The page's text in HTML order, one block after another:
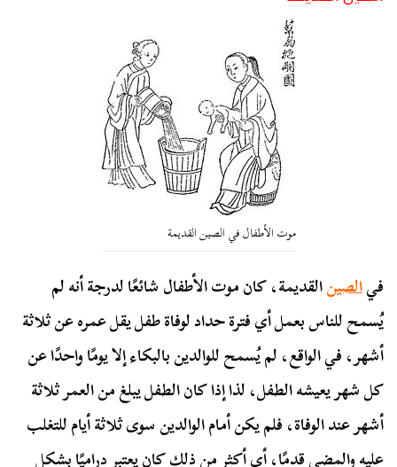
موت الأطفال في الصين القديمة
فيالصينالقديمة، كان موت الأطفال شائعًا لدرجة أنه لم
يُسمح للناس بعمل أي فترة حداد لوفاة طفل يقل عمره عن ثلاثة
أشهر، في الواقع، لم يُسمح للوالدين بالبكاء إلا يومًا واحدًا عن
كل شهر يعيشه الطفل، لذا إذا كان الطفل يبلغ من العمر ثلاثة
أشهر عند الوفاة، فلم يكن أمام الوالدين سوى ثلاثة أيام للتغلب
عليه والمضي قدمًا، أي أكثر من ذلك كان يعتبر دراميًا بشكل